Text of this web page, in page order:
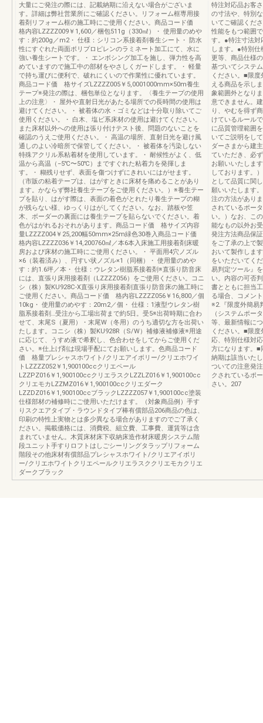
大量にご発注の際には、記載納期に沿えない場合がございま
す。詳細は弊社営業所にご確認ください。リフォーム框専用接
着剤リフォーム框の施工時にご使用ください。商品コード価
格内容LZZZZ009￥1,600／梱包511g（330㎖）・ 使用量のめや
す：約200g／m2・ 仕様：シリコン系接着剤養生シート・ 防水
性にすぐれた両面ポリプロピレンのラミネート加工にて、水に
強い養生シートです。・ エンボシング加工を施し、弾力性を高
めていますので施工中の部材をやさしくガードします。・ 軽量
で持ち運びに便利で、破れにくいので作業性に優れています。
商品コード価 格サイズLZZZZ005￥5,0001000mm×50m養生
テープ※発注の際は、梱包単位となります。〈養生テープの使用
上の注意〉・ 屋外や直射日光があたる場所での長時間の使用は
避けてください。・ 被着体の水・ゴミなどは十分取り除いてご
使用ください。・ 白木、塩ビ系床材の使用は避けてください。
また床材以外への使用は張り付けテスト後、問題のないことを
確認のうえご使用ください。・ 高温の場所、直射日光を避け風
通しのよい冷暗所で保管してください。・ 被着体を汚染しない
特殊アクリル系粘着材を使用しています。・ 耐候性がよく、低
温から高温（−5℃〜50℃）まですぐれた粘着力を発揮しま
す。・ 糊残りせず、表面を傷つけずにきれいにはがせます。
（市販の粘着テープは、はがすときに床材を痛めることがあり
ます。かならず弊社養生テープをご使用ください。）※養生テー
プを貼り、はがす際は、表面の着色がとれたり養生テープの糊
が残らない様、ゆっくりはがしてください。なお、踏板や笠
木、ボーダーの裏面には養生テープを貼らないでください。着
色がはがれるおそれがあります。商品コード価 格サイズ内容
量LZZZZ004￥25,200幅50mm×25m緑色30巻入商品コード価
格内容LZZZZ036￥14,200760㎖／本6本入床施工用接着剤床暖
房および床材の施工時にご使用ください。・ 平面用4穴ノズル
×6（装着済み）、円すい状ノズル×1（同梱）・ 使用量のめや
す：約1.6坪／本・ 仕様：ウレタン樹脂系接着剤※直張り防音床
には、直張り床用接着剤（LZZZZ056）をご使用ください。コニ
シ（株）製KU928C-X直張り床用接着剤直張り防音床の施工時に
ご使用ください。商品コード価 格内容LZZZZ056￥16,800／個
10kg・ 使用量のめやす：20m2／個・ 仕様：1液型ウレタン樹
脂系接着剤…受注から工場出荷まで約5日。受5※出荷時期に合わ
せて、末尾S（夏用）・末尾W（冬用）のうち適切な方を出荷い
たします。コニシ（株）製KU928R（S/W）補修液補修液※用途
に応じて、うすめ液で希釈し、色合わせをしてからご使用くだ
さい。※仕上げ剤は現場手配にてお願いします。色商品コード
価 格量プレシャスホワイト/クリエアイボリー/クリエホワイ
トLZZZZ052￥1,900100ccクリエペール
LZZPZ016￥1,900100ccクリエラスクLZZLZ016￥1,900100cc
クリエモカLZZMZ016￥1,900100ccクリエダーク
LZZDZ016￥1,900100ccブラックLZZZZ057￥1,900100cc塗装
仕様部材の補修時にご使用いただけます。（対象商品例）手す
りスクエアタイプ・ラウンドタイプ棒有償部品206商品の色は、
印刷の特性上実物とは多少異なる場合がありますのでご了承く
ださい。掲載価格には、消費税、組立費、工事費、運賃等は含
まれていません。木質床材床下収納床造作材床暖房システム階
段ユニット手すりロフトはしごシーリングタラップリフォーム
階段その他床材有償部品プレシャスホワイト/クリエアイボリ
ー/クリエホワイトクリエペールクリエラスククリエモカクリエ
ダークブラック
特注対応品お客
の寸法や、特別
いてご確認くだ
性能をもつ範囲
す。●特注寸法対
します。●特別
更等、商品仕様
基づいてシステ
ください。■限
える商品を示し
象範囲外となり
意できません。
り、やむを得ず
けているルール
に品質管理範囲
いてご説明をし
ダーさまから建
ていただき、必
お願いいたしま
しております。
として品質に関
願いいたします
注の方法があり
されているポー
い。）なお、こ
能なもの以外お
発注方法商品保
をご了承の上で
おいて製作しま
をいただいてく
易判定ツール』
い。内容の可否
書とともに担当
る場合、コメン
※2.『限度外簡易
（システムポ
等、最新情報に
ください。■限
応、特別仕様対
方になります。■
納期は該当いた
ついての注意発
クされているポ
さい。207